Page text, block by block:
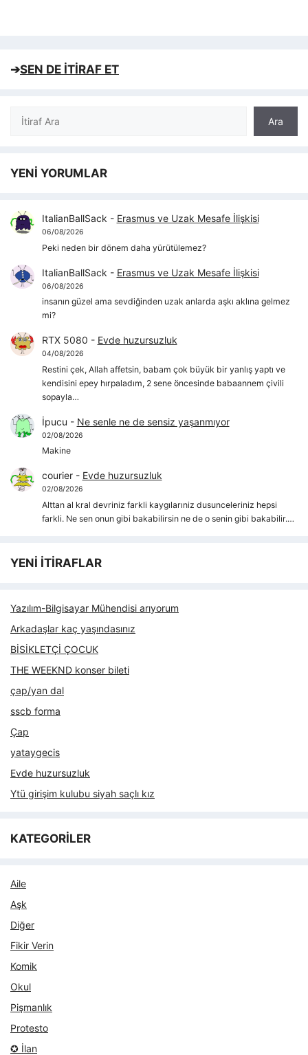
➔SEN DE İTİRAF ET
Ara
Ara
YENİ YORUMLAR
ItalianBallSack - Erasmus ve Uzak Mesafe İlişkisi
06/08/2026
Peki neden bir dönem daha yürütülemez?
ItalianBallSack - Erasmus ve Uzak Mesafe İlişkisi
06/08/2026
insanın güzel ama sevdiğinden uzak anlarda aşkı aklına gelmez
mi?
RTX 5080 - Evde huzursuzluk
04/08/2026
Restini çek, Allah affetsin, babam çok büyük bir yanlış yaptı ve
kendisini epey hırpaladım, 2 sene öncesinde babaannem çivili
sopayla…
İpucu - Ne senle ne de sensiz yaşanmıyor
02/08/2026
Makine
courier- Evde huzursuzluk
02/08/2026
Alttan al kral devriniz farkli kaygılarıniz dusunceleriniz hepsi
farkli. Ne sen onun gibi bakabilirsin ne de o senin gibi bakabilir.…
YENİ İTİRAFLAR
Yazılım-Bilgisayar Mühendisi arıyorum
Arkadaşlar kaç yaşındasınız
BİSİKLETÇİ ÇOCUK
THE WEEKND konser bileti
çap/yan dal
sscb forma
Çap
yataygecis
Evde huzursuzluk
Ytü girişim kulubu siyah saçlı kız
KATEGORİLER
Aile
Aşk
Diğer
Fikir Verin
Komik
Okul
Pişmanlık
Protesto
✪ İlan